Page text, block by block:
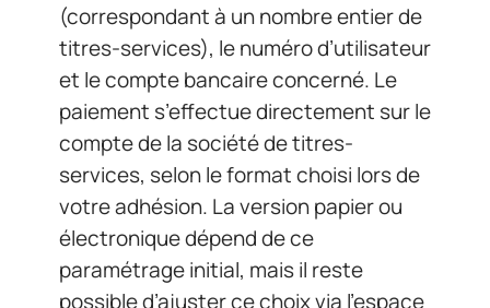
(correspondant à un nombre entier de
titres-services), le numéro d’utilisateur
et le compte bancaire concerné. Le
paiement s’effectue directement sur le
compte de la société de titres-
services, selon le format choisi lors de
votre adhésion. La version papier ou
électronique dépend de ce
paramétrage initial, mais il reste
possible d’ajuster ce choix via l’espace